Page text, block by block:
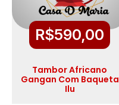
R$590,00
Tambor Africano
Gangan Com Baqueta
Ilu